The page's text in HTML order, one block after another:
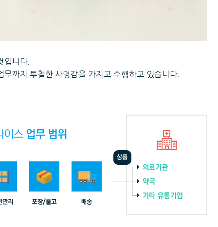
입니다.
까지 투철한 사명감을 가지고 수행하고 있습니다.